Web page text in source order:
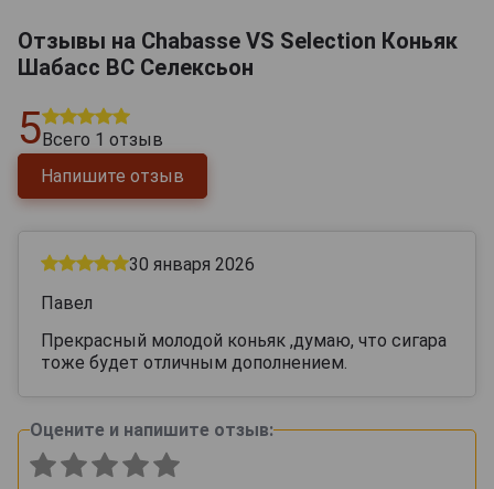
Отзывы на Chabasse VS Selection Коньяк
Шабасс ВС Селексьон
5Всего 1 отзыв
Напишите отзыв
30 января 2026
Павел
Прекрасный молодой коньяк ,думаю, что сигара
тоже будет отличным дополнением.
Оцените и напишите отзыв: